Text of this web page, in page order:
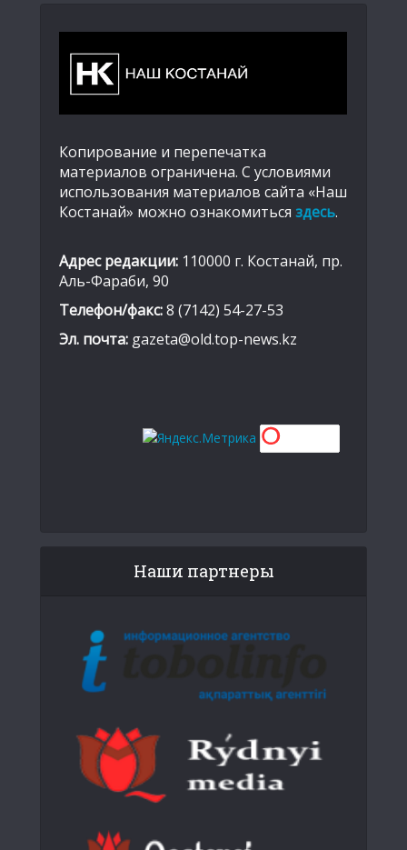
Копирование и перепечатка
материалов ограничена. С условиями
использования материалов сайта «Наш
Костанай» можно ознакомиться здесь.
Адрес редакции: 110000 г. Костанай, пр.
Аль-Фараби, 90
Телефон/факс:8 (7142) 54-27-53
Эл. почта: gazeta@old.top-news.kz
Наши партнеры